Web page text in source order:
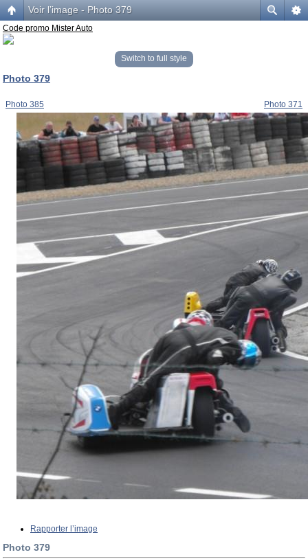
Voir l’image - Photo 379
Code promo Mister Auto
Switch to full style
Photo 379
Photo 385 Photo 371
Rapporter l’image
Photo 379